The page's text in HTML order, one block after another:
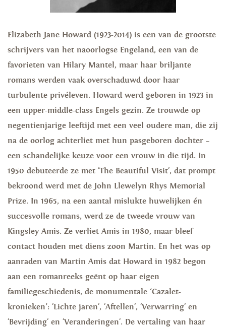
Elizabeth Jane Howard (1923-2014) is een van de grootste
schrijvers van het naoorlogse Engeland, een van de
favorieten van Hilary Mantel, maar haar briljante
romans werden vaak overschaduwd door haar
turbulente privéleven. Howard werd geboren in 1923 in
een upper-middle-class Engels gezin. Ze trouwde op
negentienjarige leeftijd met een veel oudere man, die zij
na de oorlog achterliet met hun pasgeboren dochter –
een schandelijke keuze voor een vrouw in die tijd. In
1950 debuteerde ze met 'The Beautiful Visit', dat prompt
bekroond werd met de John Llewelyn Rhys Memorial
Prize. In 1965, na een aantal mislukte huwelijken én
succesvolle romans, werd ze de tweede vrouw van
Kingsley Amis. Ze verliet Amis in 1980, maar bleef
contact houden met diens zoon Martin. En het was op
aanraden van Martin Amis dat Howard in 1982 begon
aan een romanreeks geënt op haar eigen
familiegeschiedenis, de monumentale ‘Cazalet-
kronieken’: 'Lichte jaren', 'Aftellen', 'Verwarring' en
'Bevrijding' en 'Veranderingen'. De vertaling van haar